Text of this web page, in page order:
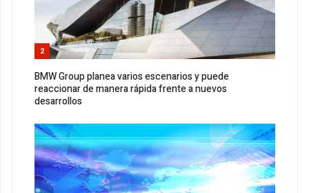
2
BMW Group planea varios escenarios y puede
reaccionar de manera rápida frente a nuevos
desarrollos